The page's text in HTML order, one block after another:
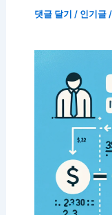
댓글 달기 / 인기글/